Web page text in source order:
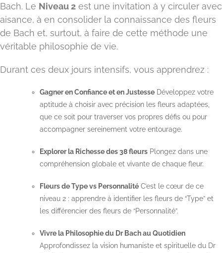
Bach. Le Niveau 2 est une invitation à y circuler avec
aisance, à en consolider la connaissance des fleurs
de Bach et, surtout, à faire de cette méthode une
véritable philosophie de vie.
Durant ces deux jours intensifs, vous apprendrez :
Gagner en Confiance et en Justesse Développez votre
aptitude à choisir avec précision les fleurs adaptées,
que ce soit pour traverser vos propres défis ou pour
accompagner sereinement votre entourage.
Explorer la Richesse des 38 fleurs Plongez dans une
compréhension globale et vivante de chaque fleur.
Fleurs de Type vs Personnalité C’est le cœur de ce
niveau 2 : apprendre à identifier les fleurs de “Type” et
les différencier des fleurs de “Personnalité”.
Vivre la Philosophie du Dr Bach au Quotidien
Approfondissez la vision humaniste et spirituelle du Dr